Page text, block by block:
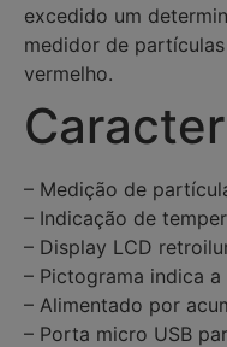
excedido um
medidor de
vermelho.
– Medição de
– Indicação de
– Display LCD
– Pictograma indica
– Alimentado por
– Porta micro USB